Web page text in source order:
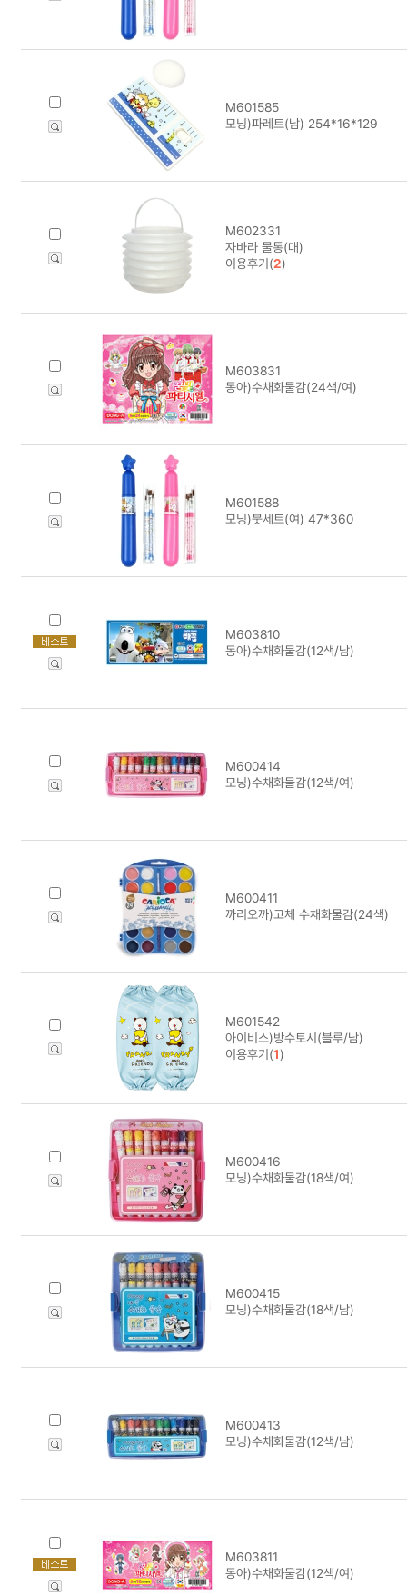
M601585
모닝)파레트(남) 254*16*129
M602331
자바라 물통(대)
이용후기(2)
M603831
동아)수채화물감(24색/여)
M601588
모닝)붓세트(여) 47*360
M603810
동아)수채화물감(12색/남)
M600414
모닝)수채화물감(12색/여)
M600411
까리오까)고체 수채화물감(24색)
M601542
아이비스)방수토시(블루/남)
이용후기(1)
M600416
모닝)수채화물감(18색/여)
M600415
모닝)수채화물감(18색/남)
M600413
모닝)수채화물감(12색/남)
M603811
동아)수채화물감(12색/여)